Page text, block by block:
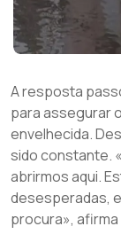
A resposta
para assegurar
envelhecida.
sido constante.
abrirmos aqui.
desesperadas,
procura»,